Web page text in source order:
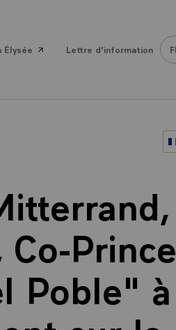
Élysée Lettre d'information
Prince
Poble" à